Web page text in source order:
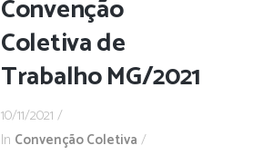
Convenção
Coletiva de
Trabalho MG/2021
10/11/2021
In Convenção Coletiva